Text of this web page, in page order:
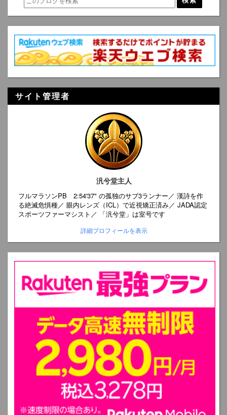
サイト管理者
汎兮堂主人
フルマラソンPB 2:54'37" の孤独のサブ3ランナー／ 漢詩を作
る絶滅危惧種／ 眼内レンズ（ICL）で近視矯正済み／ JADA認定
スポーツファーマシスト／ 「汎兮堂」は室号です
詳細プロフィールを表示